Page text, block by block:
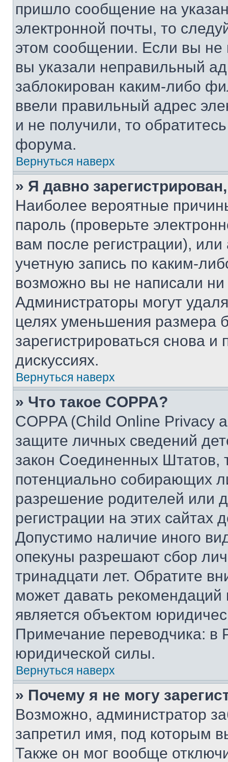
пришло сообщение на
электронной почты, то
этом сообщении. Если вы
вы указали неправильный
заблокирован каким-либо
ввели правильный адрес
и не получили, то
форума.
Вернуться наверх
» Я давно
Наиболее вероятные
пароль (проверьте
вам после регистрации),
учетную запись по каким-
возможно вы не написали
Администраторы могут
целях уменьшения размера
зарегистрироваться снова и
дискуссиях.
Вернуться наверх
» Что такое COPPA?
COPPA (Child Online Privacy
защите личных сведений
закон Соединенных Штатов,
потенциально собирающих
разрешение родителей или
регистрации на этих сайтах
Допустимо наличие иного
опекуны разрешают сбор
тринадцати лет. Обратите
может давать
является объектом
Примечание переводчика: в
юридической силы.
Вернуться наверх
» Почему я не могу
Возможно, администратор
запретил имя, под которым
Также он мог вообще